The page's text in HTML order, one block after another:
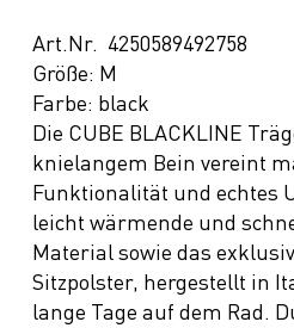
Art.Nr. 4250589492758
Größe: M
Farbe: black
Die CUBE BLACKLINE
knielangem Bein vereint
Funktionalität und echtes
leicht wärmende und
Material sowie das
Sitzpolster, hergestellt in
lange Tage auf dem Rad.